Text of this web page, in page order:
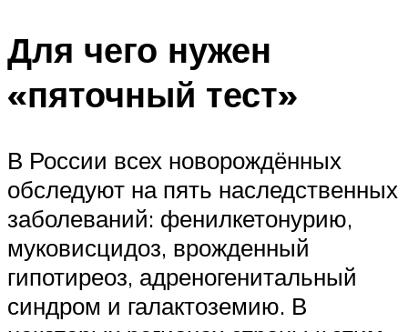
Для чего нужен
«пяточный тест»
В России всех новорождённых
обследуют на пять наследственных
заболеваний: фенилкетонурию,
муковисцидоз, врожденный
гипотиреоз, адреногенитальный
синдром и галактоземию. В